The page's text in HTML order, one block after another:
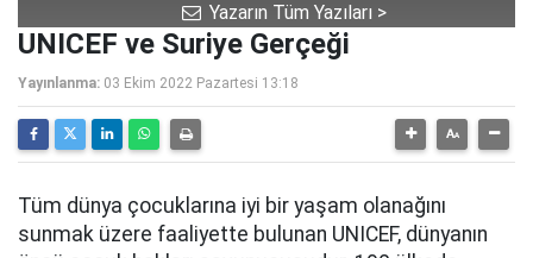
Yazarın Tüm Yazıları >
UNICEF ve Suriye Gerçeği
Yayınlanma: 03 Ekim 2022 Pazartesi 13:18
Tüm dünya çocuklarına iyi bir yaşam olanağını
sunmak üzere faaliyette bulunan UNICEF, dünyanın